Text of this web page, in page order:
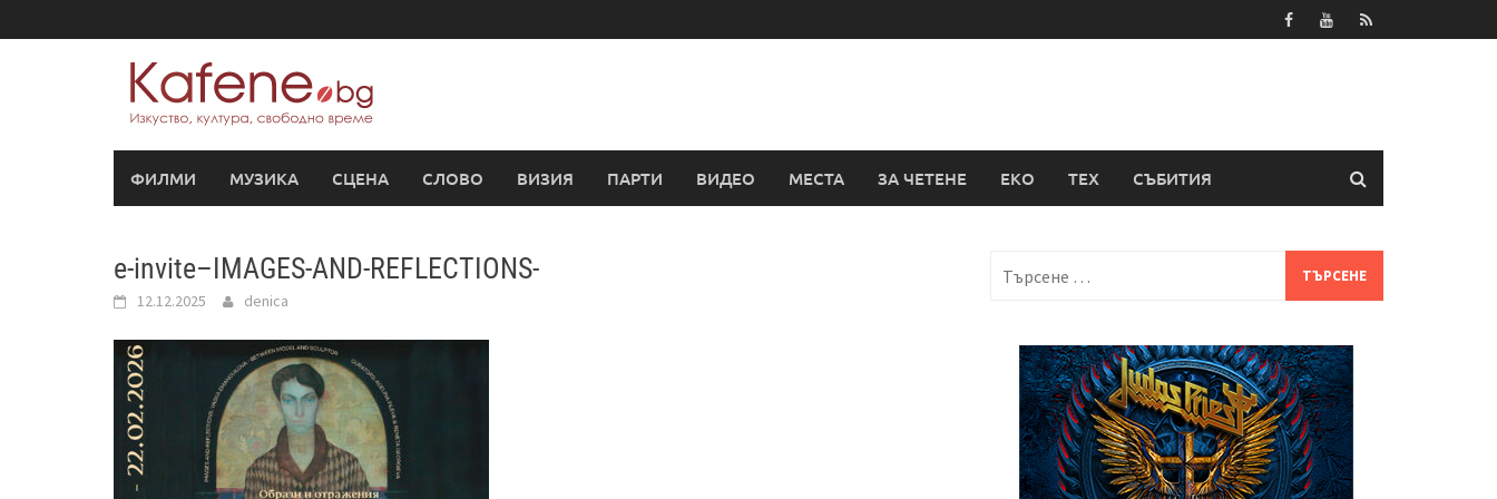
to
ФИЛМИ МУЗИКА СЦЕНА СЛОВО ВИЗИЯ ПАРТИ ВИДЕО МЕСТА ЗА ЧЕТЕНЕ ЕКО ТЕХ СЪБИТИЯ
e-invite–IMAGES-AND-REFLECTIONS-
12.12.2025 denica
за: